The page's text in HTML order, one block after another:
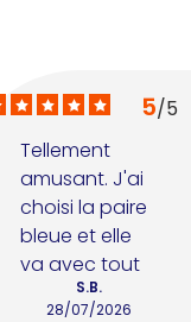
5/5
Tellement
amusant. J'ai
choisi la paire
bleue et elle
va avec tout
28/07/2026
S.B.